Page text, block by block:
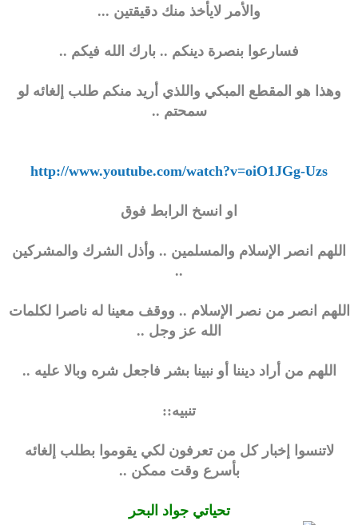
والأمر لايأخذ منك دقيقتين ...
فسارعوا بنصرة دينكم .. بارك الله فيكم ..
وهذا هو المقطع المبكي واللذي أريد منكم طلب إلغائه لو
سمحتم ..
http://www.youtube.com/watch?v=oiO1JGg-Uzs
او انسخ الرابط فوق
اللهم انصر الإسلام والمسلمين .. وأذل الشرك والمشركين
..
اللهم انصر من نصر الإسلام .. ووقف معينا له ناصرا لكلمات
الله عز وجل ..
اللهم من أراد ديننا أو نبينا بشر فاجعل شره وبالا عليه ..
تنبيه::
لاتنسوا إخبار كل من تعرفون لكي يقوموا بطلب إلغائه
بأسرع وقت ممكن ..
تحياتي جواد البحر